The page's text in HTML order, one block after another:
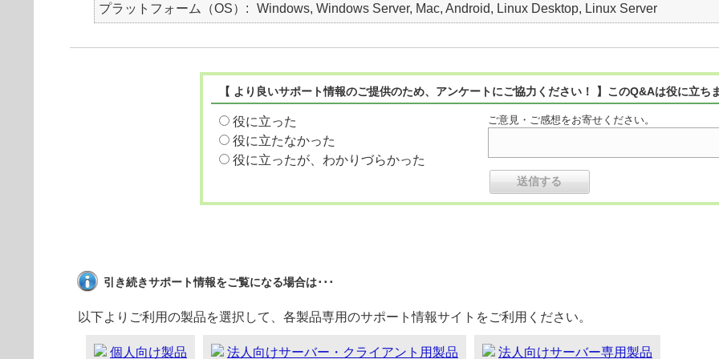
プラットフォーム（OS） Windows, Windows Server, Mac, Android, Linux Desktop, Linux Server
【 より良いサポート情報のご提供のため、アンケートにご協力ください！ 】このQ&Aは役に立ち
役に立った
役に立たなかった
役に立ったが、わかりづらかった
ご意見・ご感想をお寄せください。
引き続きサポート情報をご覧になる場合は･･･
以下よりご利用の製品を選択して、各製品専用のサポート情報サイトをご利用ください。
個人向け製品 法人向けサーバー・クライアント用製品 法人向けサーバー専用製品